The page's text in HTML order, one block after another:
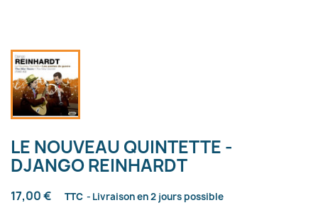
LE NOUVEAU QUINTETTE -
DJANGO REINHARDT
17,00 € TTC Livraison en 2 jours possible